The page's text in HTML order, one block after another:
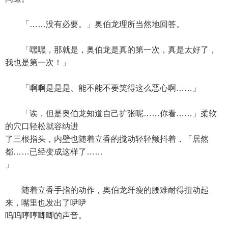
「……没有必要。」奥伯龙理所当然地回答。
「嘿嘿，那就是，奥伯龙是真的第一次，真是太好了，
我也是第一次！」
「啊啊是是是、能不能不要笑得这么恶心啊……」
「诶，但是奥伯龙知道自己扩张呢……你看……」柔软
的穴口轻松就容纳进
了三根指头，内壁也随着立香的搅动轻轻颤抖着，「居然
都……已经变成这样了……
」
随着立香手指的动作，奥伯龙纤瘦的腰难耐得扭动起
来，嘴里也发出了吚吚
呜呜哼哼唧唧的声音。